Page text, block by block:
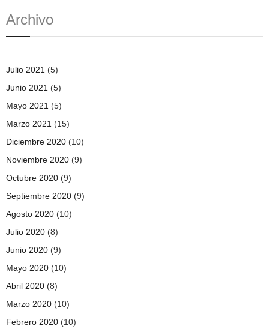
Archivo
Julio 2021 (5)
Junio 2021 (5)
Mayo 2021 (5)
Marzo 2021 (15)
Diciembre 2020 (10)
Noviembre 2020 (9)
Octubre 2020 (9)
Septiembre 2020 (9)
Agosto 2020 (10)
Julio 2020 (8)
Junio 2020 (9)
Mayo 2020 (10)
Abril 2020 (8)
Marzo 2020 (10)
Febrero 2020 (10)